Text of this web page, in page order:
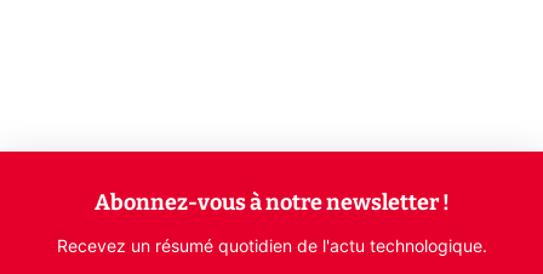
Abonnez-vous à notre newsletter !
Recevez un résumé quotidien de l'actu technologique.